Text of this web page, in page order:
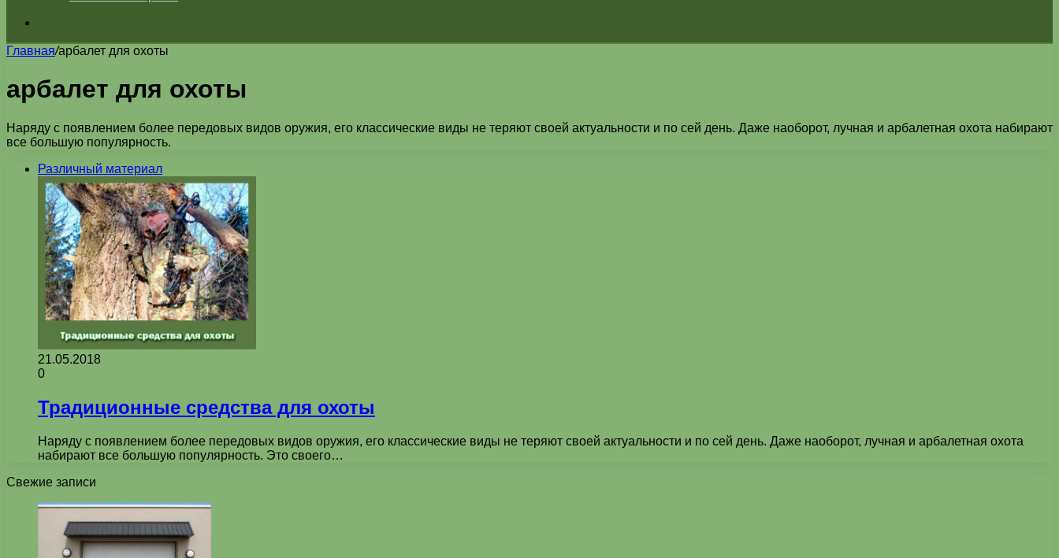
Главная/арбалет для охоты
арбалет для охоты
Наряду с появлением более передовых видов оружия, его классические виды не теряют своей актуальности и по сей день. Даже наоборот, лучная и арбалетная охота набирают
все большую популярность.
Различный материал
21.05.2018
0
Традиционные средства для охоты
Наряду с появлением более передовых видов оружия, его классические виды не теряют своей актуальности и по сей день. Даже наоборот, лучная и арбалетная охота
набирают все большую популярность. Это своего…
Свежие записи